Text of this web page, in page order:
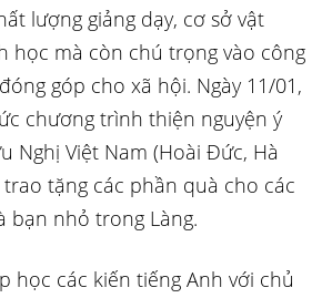
lượng giảng dạy, cơ sở vật
học mà còn chú trọng vào công
góp cho xã hội. Ngày 11/01,
chương trình thiện nguyện ý
Nghị Việt Nam (Hoài Đức, Hà
trao tặng các phần quà cho các
bạn nhỏ trong Làng.
học các kiến tiếng Anh với chủ